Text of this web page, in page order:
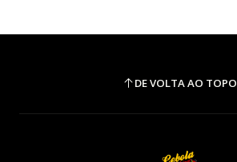
DE VOLTA AO TOPO